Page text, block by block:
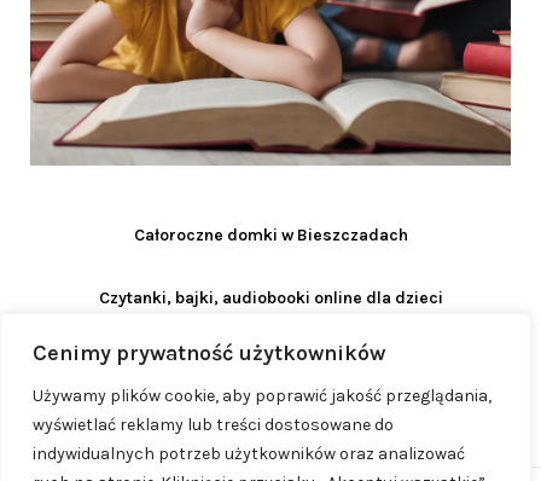
Cenimy prywatność użytkowników
Używamy plików cookie, aby poprawić jakość przeglądania,
wyświetlać reklamy lub treści dostosowane do
indywidualnych potrzeb użytkowników oraz analizować
Całoroczne domki w Bieszczadach
Czytanki, bajki, audiobooki online dla dzieci